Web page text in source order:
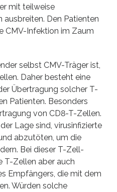
mit teilweise
Den Patienten
CMV-Infektion im Zaum
selbst CMV-Träger ist,
Daher besteht eine
Übertragung solcher T-
Patienten. Besonders
von CD8-T-Zellen.
Lage sind, virusinfizierte
abzutöten, um die
Bei dieser T-Zell-
T-Zellen aber auch
Empfängers, die mit dem
Würden solche